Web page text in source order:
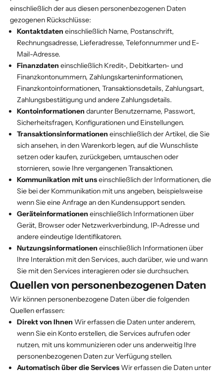
einschließlich der aus diesen personenbezogenen Daten
gezogenen Rückschlüsse:
Kontaktdaten einschließlich Name, Postanschrift,
Rechnungsadresse, Lieferadresse, Telefonnummer und E-
Mail-Adresse.
Finanzdaten einschließlich Kredit-, Debitkarten- und
Finanzkontonummern, Zahlungskarteninformationen,
Finanzkontoinformationen, Transaktionsdetails, Zahlungsart,
Zahlungsbestätigung und andere Zahlungsdetails.
Kontoinformationen darunter Benutzername, Passwort,
Sicherheitsfragen, Konfigurationen und Einstellungen.
Transaktionsinformationen einschließlich der Artikel, die Sie
sich ansehen, in den Warenkorb legen, auf die Wunschliste
setzen oder kaufen, zurückgeben, umtauschen oder
stornieren, sowie Ihre vergangenen Transaktionen.
Kommunikation mit unseinschließlich der Informationen, die
Sie bei der Kommunikation mit uns angeben, beispielsweise
wenn Sie eine Anfrage an den Kundensupport senden.
Geräteinformationen einschließlich Informationen über
Gerät, Browser oder Netzwerkverbindung, IP-Adresse und
andere eindeutige Identifikatoren.
Nutzungsinformationen einschließlich Informationen über
Ihre Interaktion mit den Services, auch darüber, wie und wann
Sie mit den Services interagieren oder sie durchsuchen.
Quellen von personenbezogenen Daten
Wir können personenbezogene Daten über die folgenden
Quellen erfassen:
Direkt von Ihnen Wir erfassen die Daten unter anderem,
wenn Sie ein Konto erstellen, die Services aufrufen oder
nutzen, mit uns kommunizieren oder uns anderweitig Ihre
personenbezogenen Daten zur Verfügung stellen.
Automatisch über die ServicesWir erfassen die Daten unter